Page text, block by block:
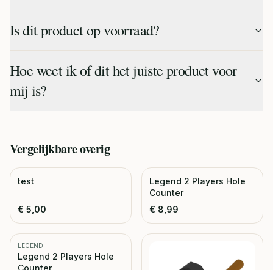
Is dit product op voorraad?
Hoe weet ik of dit het juiste product voor
mij is?
Vergelijkbareoverig
test
€ 5,00
Legend 2 Players Hole
Counter
€ 8,99
LEGEND
Legend 2 Players Hole
Counter